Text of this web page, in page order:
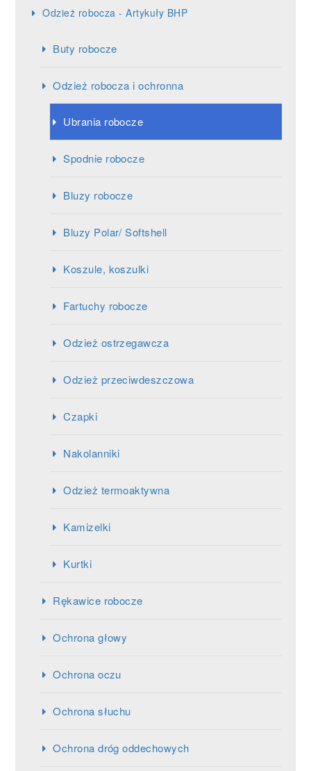
Odzież robocza - Artykuły BHP
Buty robocze
Odzież robocza i ochronna
Ubrania robocze
Spodnie robocze
Bluzy robocze
Bluzy Polar/ Softshell
Koszule, koszulki
Fartuchy robocze
Odzież ostrzegawcza
Odzież przeciwdeszczowa
Czapki
Nakolanniki
Odzież termoaktywna
Kamizelki
Kurtki
Rękawice robocze
Ochrona głowy
Ochrona oczu
Ochrona słuchu
Ochrona dróg oddechowych